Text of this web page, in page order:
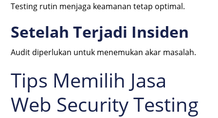
Testing rutin menjaga keamanan tetap optimal.
Setelah Terjadi Insiden
Audit diperlukan untuk menemukan akar masalah.
Tips Memilih Jasa
Web Security Testing